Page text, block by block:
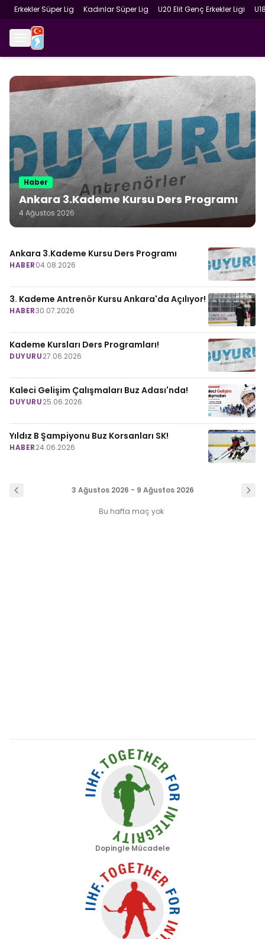
Erkekler Süper Lig Kadınlar Süper Lig U20 Elit Genç Erkekler Ligi
Haber
Ankara 3.Kademe Kursu Ders Programı
4 Ağustos 2026
Ankara 3.Kademe Kursu Ders Programı
HABER04.08.2026
3. Kademe Antrenör Kursu Ankara'da Açılıyor!
HABER30.07.2026
Kademe Kursları Ders Programları!
DUYURU27.06.2026
Kaleci Gelişim Çalışmaları Buz Adası'nda!
DUYURU25.06.2026
Yıldız B Şampiyonu Buz Korsanları SK!
HABER24.06.2026
3 Ağustos 2026 - 9 Ağustos 2026
Bu hafta maç yok
Dopingle Mücadele